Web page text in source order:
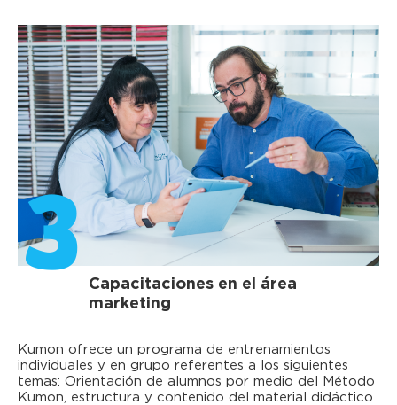
3
Capacitaciones en el área
marketing
Kumon ofrece un programa de entrenamientos
individuales y en grupo referentes a los siguientes
temas: Orientación de alumnos por medio del Método
Kumon, estructura y contenido del material didáctico